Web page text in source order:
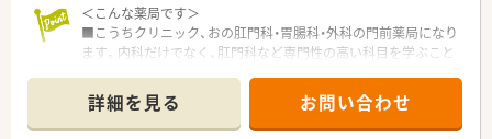
＜こんな薬局です＞
■こうちクリニック、おの肛門科・胃腸科・外科の門前薬局になり
ます。内科だけでなく、肛門科など専門性の高い科目を学ぶこと
■土佐大津駅から徒歩5分圏内にあり、車をお持ちでない方も通
勤可能な店舗です。
■業務短縮のため、電子薬歴・分包機（円盤）・一部店舗に二次元バ
詳細を見る お問い合わせ